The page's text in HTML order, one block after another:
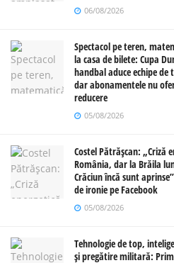
06/08/2026
Spectacol pe teren,
la casa de bilete: Cupa
handbal aduce echipe de
dar abonamentele nu
reducere
05/08/2026
Costel Pătrășcan: „Criză
România, dar la Brăila
Crăciun încă sunt
de ironie pe Facebook
05/08/2026
Tehnologie de top,
și pregătire militară: